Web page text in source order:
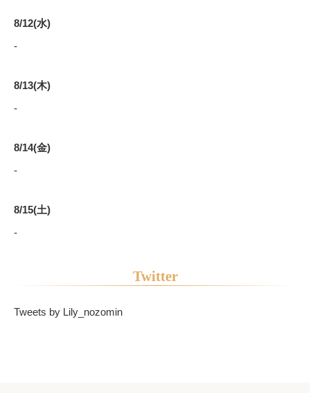
8/12(水)
-
8/13(木)
-
8/14(金)
-
8/15(土)
-
Twitter
Tweets by Lily_nozomin